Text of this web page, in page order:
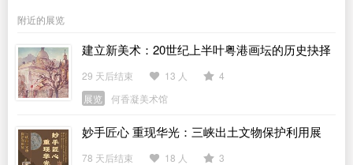
附近的展览
建立新美术：20世纪上半叶粤港画坛的历史抉择
29 天后结束 13 人
4
展览
何香凝美术馆
妙手匠心 重现华光：三峡出土文物保护利用展
78 天后结束 18 人
3